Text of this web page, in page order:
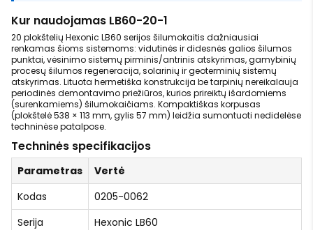
Kur naudojamas LB60-20-1
20 plokštelių Hexonic LB60 serijos šilumokaitis dažniausiai
renkamas šioms sistemoms: vidutinės ir didesnės galios šilumos
punktai, vėsinimo sistemų pirminis/antrinis atskyrimas, gamybinių
procesų šilumos regeneracija, solarinių ir geoterminių sistemų
atskyrimas. Lituota hermetiška konstrukcija be tarpinių nereikalauja
periodinės demontavimo priežiūros, kurios prireiktų išardomiems
(surenkamiems) šilumokaičiams. Kompaktiškas korpusas
(plokštelė 538 × 113 mm, gylis 57 mm) leidžia sumontuoti nedidelėse
techninėse patalpose.
Techninės specifikacijos
Parametras
Vertė
Kodas
0205-0062
Serija
Hexonic LB60